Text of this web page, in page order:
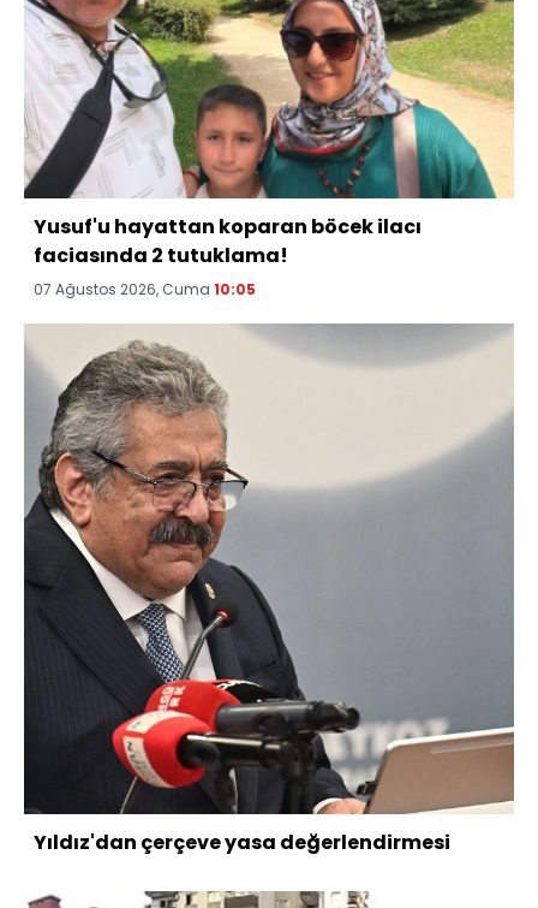
Yusuf'u hayattan koparan böcek ilacı
faciasında 2 tutuklama!
07 Ağustos 2026, Cuma 10:05
Yıldız'dan çerçeve yasa değerlendirmesi